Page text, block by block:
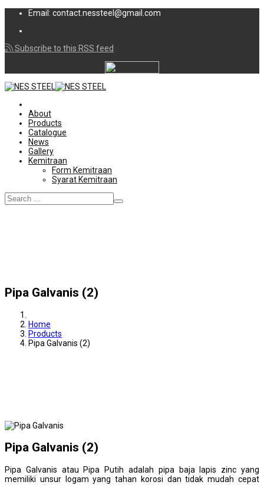
Email: contact.nessteel@gmail.com
Subscribe to this RSS feed
About
Products
Catalogue
News
Gallery
Kemitraan
Form Kemitraan
Syarat Kemitraan
Pipa Galvanis (2)
Home
Products
Pipa Galvanis (2)
Pipa Galvanis (2)
Pipa Galvanis atau Pipa Putih adalah pipa baja lapis zinc yang
memiliki unsur logam yang tahan korosi dan tidak mudah cepat